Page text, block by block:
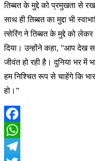
तिब्बत के मुद्दे को प्रमुखता से
साथ ही तिब्बत का मुद्दा भी
त्सेरिंग ने तिब्बत के मुद्दे को
दिया। उन्होंने कहा, ”आप देख
जीवंत हो रही है। दुनिया भर में
हम निश्चित रूप से चाहेंगे कि
हो।”
Facebook
WhatsApp